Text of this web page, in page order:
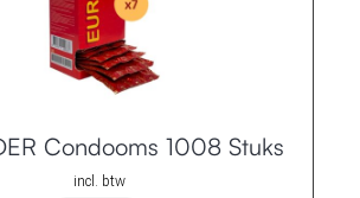
Condooms 1008 Stuks
incl. btw